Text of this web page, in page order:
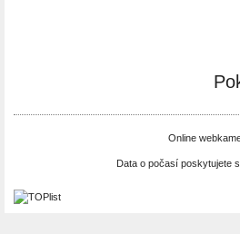
Online
Data o počasí poskytujete